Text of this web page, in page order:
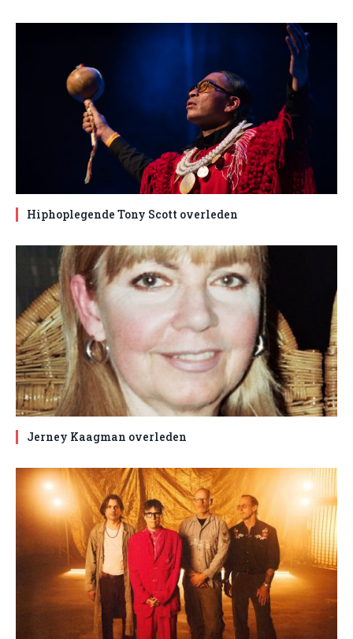
Hiphoplegende Tony Scott overleden
Jerney Kaagman overleden